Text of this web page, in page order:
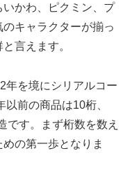
かわ、ピクミン、プ
キャラクターが揃っ
言えます。
年を境にシリアルコー
前の商品は10桁、
です。まず桁数を数え
の第一歩となりま